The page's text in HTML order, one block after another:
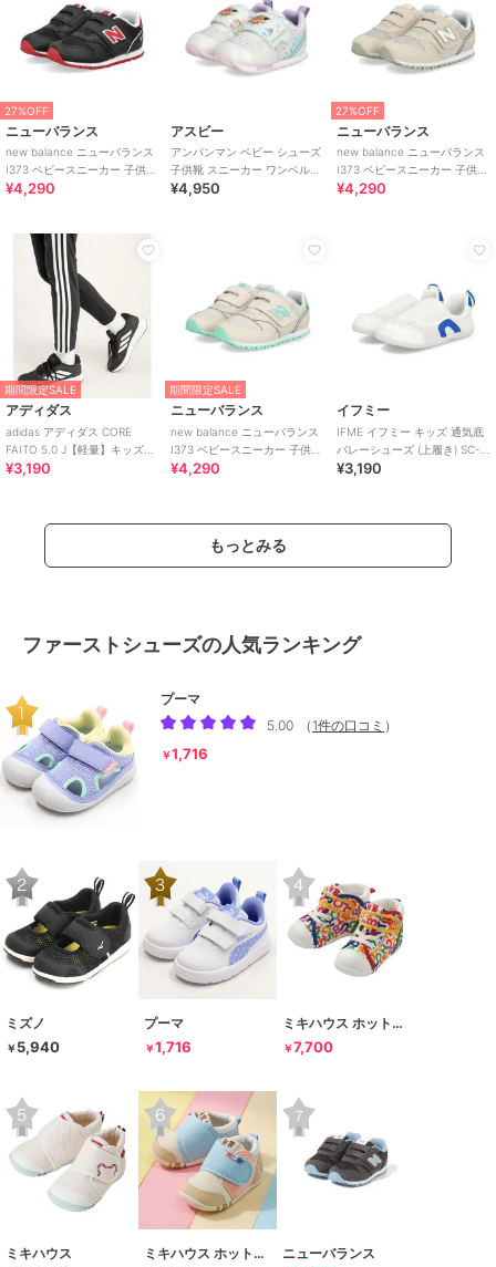
27%OFF
ニューバランス
new balance ニューバランス
I373 ベビースニーカー 子供靴
ワンベルト
¥4,290
アスビー
アンパンマン ベビー シューズ
子供靴 スニーカー ワンベルト
AP B62
¥4,950
27%OFF
ニューバランス
new balance ニューバランス
I373 ベビースニーカー 子供靴
ワンベルト
¥4,290
期間限定SALE
アディダス
adidas アディダス CORE
FAITO 5.0 J【軽量】キッズス
ニーカー ヒモ靴
¥3,190
期間限定SALE
ニューバランス
new balance ニューバランス
I373 ベビースニーカー 子供靴
ワンベルト
¥4,290
イフミー
IFME イフミー キッズ 通気底
バレーシューズ (上履き) SC-
0002
¥3,190
もっとみる
ファーストシューズの人気ランキング
プーマ
5.00
（ 1件の口コミ ）
￥1,716
ミズノ
￥ 5,940
プーマ
￥1,716
ミキハウス ホットビスケッツ
￥7,700
ミキハウス ミキハウス ホットビスケッツ ニューバランス